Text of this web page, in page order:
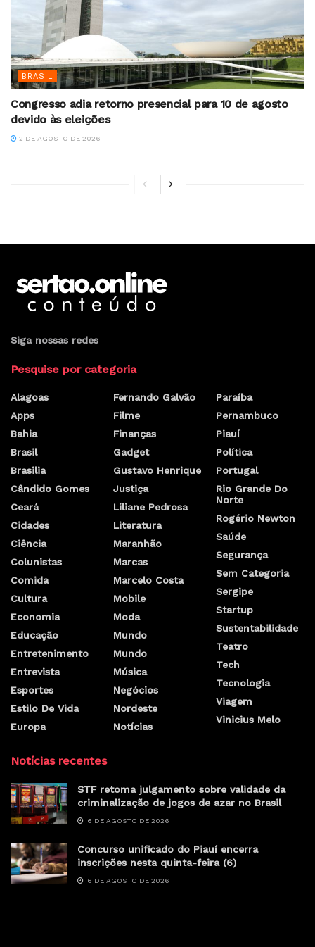
BRASIL
Congresso adia retorno presencial para 10 de agosto
devido às eleições
2 DE AGOSTO DE 2026
Siga nossas redes
Pesquise por categoria
Alagoas
Apps
Bahia
Brasil
Brasilia
Cândido Gomes
Ceará
Cidades
Ciência
Colunistas
Comida
Cultura
Economia
Educação
Entretenimento
Entrevista
Esportes
Estilo De Vida
Europa
Fernando Galvão
Filme
Finanças
Gadget
Gustavo Henrique
Justiça
Liliane Pedrosa
Literatura
Maranhão
Marcas
Marcelo Costa
Mobile
Moda
Mundo
Mundo
Música
Negócios
Nordeste
Notícias
Paraíba
Pernambuco
Piauí
Política
Portugal
Rio Grande Do
Norte
Rogério Newton
Saúde
Segurança
Sem Categoria
Sergipe
Startup
Sustentabilidade
Teatro
Tech
Tecnologia
Viagem
Vinicius Melo
Notícias recentes
STF retoma julgamento sobre validade da
criminalização de jogos de azar no Brasil
6 DE AGOSTO DE 2026
Concurso unificado do Piauí encerra
inscrições nesta quinta-feira (6)
6 DE AGOSTO DE 2026